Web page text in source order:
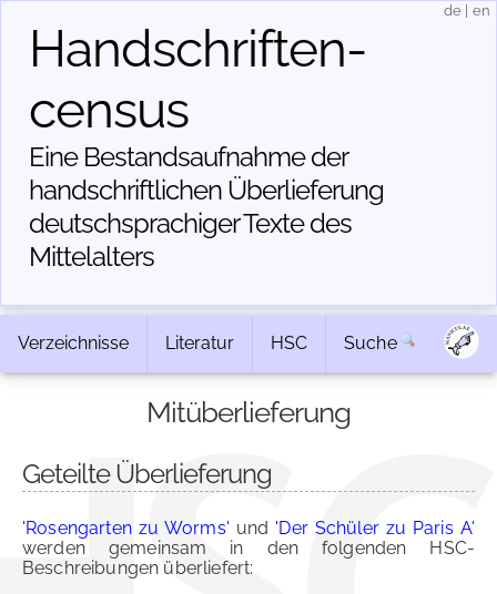
Handschriften­
census
Eine Bestandsaufnahme der
handschriftlichen Über­lieferung
deutschsprachiger Texte des
Mittelalters
de en
Verzeichnisse Literatur HSC Suche
Mitüberlieferung
Geteilte Überlieferung
'Rosengarten zu Worms' und 'Der Schüler zu Paris A'
werden gemeinsam in den folgenden HSC-
Beschreibungen überliefert: